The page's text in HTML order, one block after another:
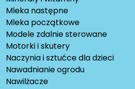
Mleka następne
Mleka początkowe
Modele zdalnie sterowane
Motorki i skutery
Naczynia i sztućce dla dzieci
Nawadnianie ogrodu
Nawilżacze